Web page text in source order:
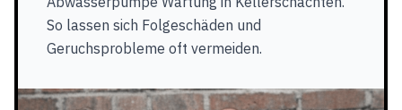
So lassen sich Folgeschäden und
Geruchsprobleme oft vermeiden.